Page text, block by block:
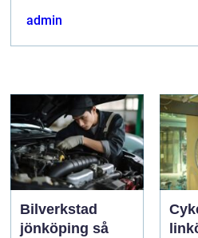
admin
Bilverkstad
jönköping så